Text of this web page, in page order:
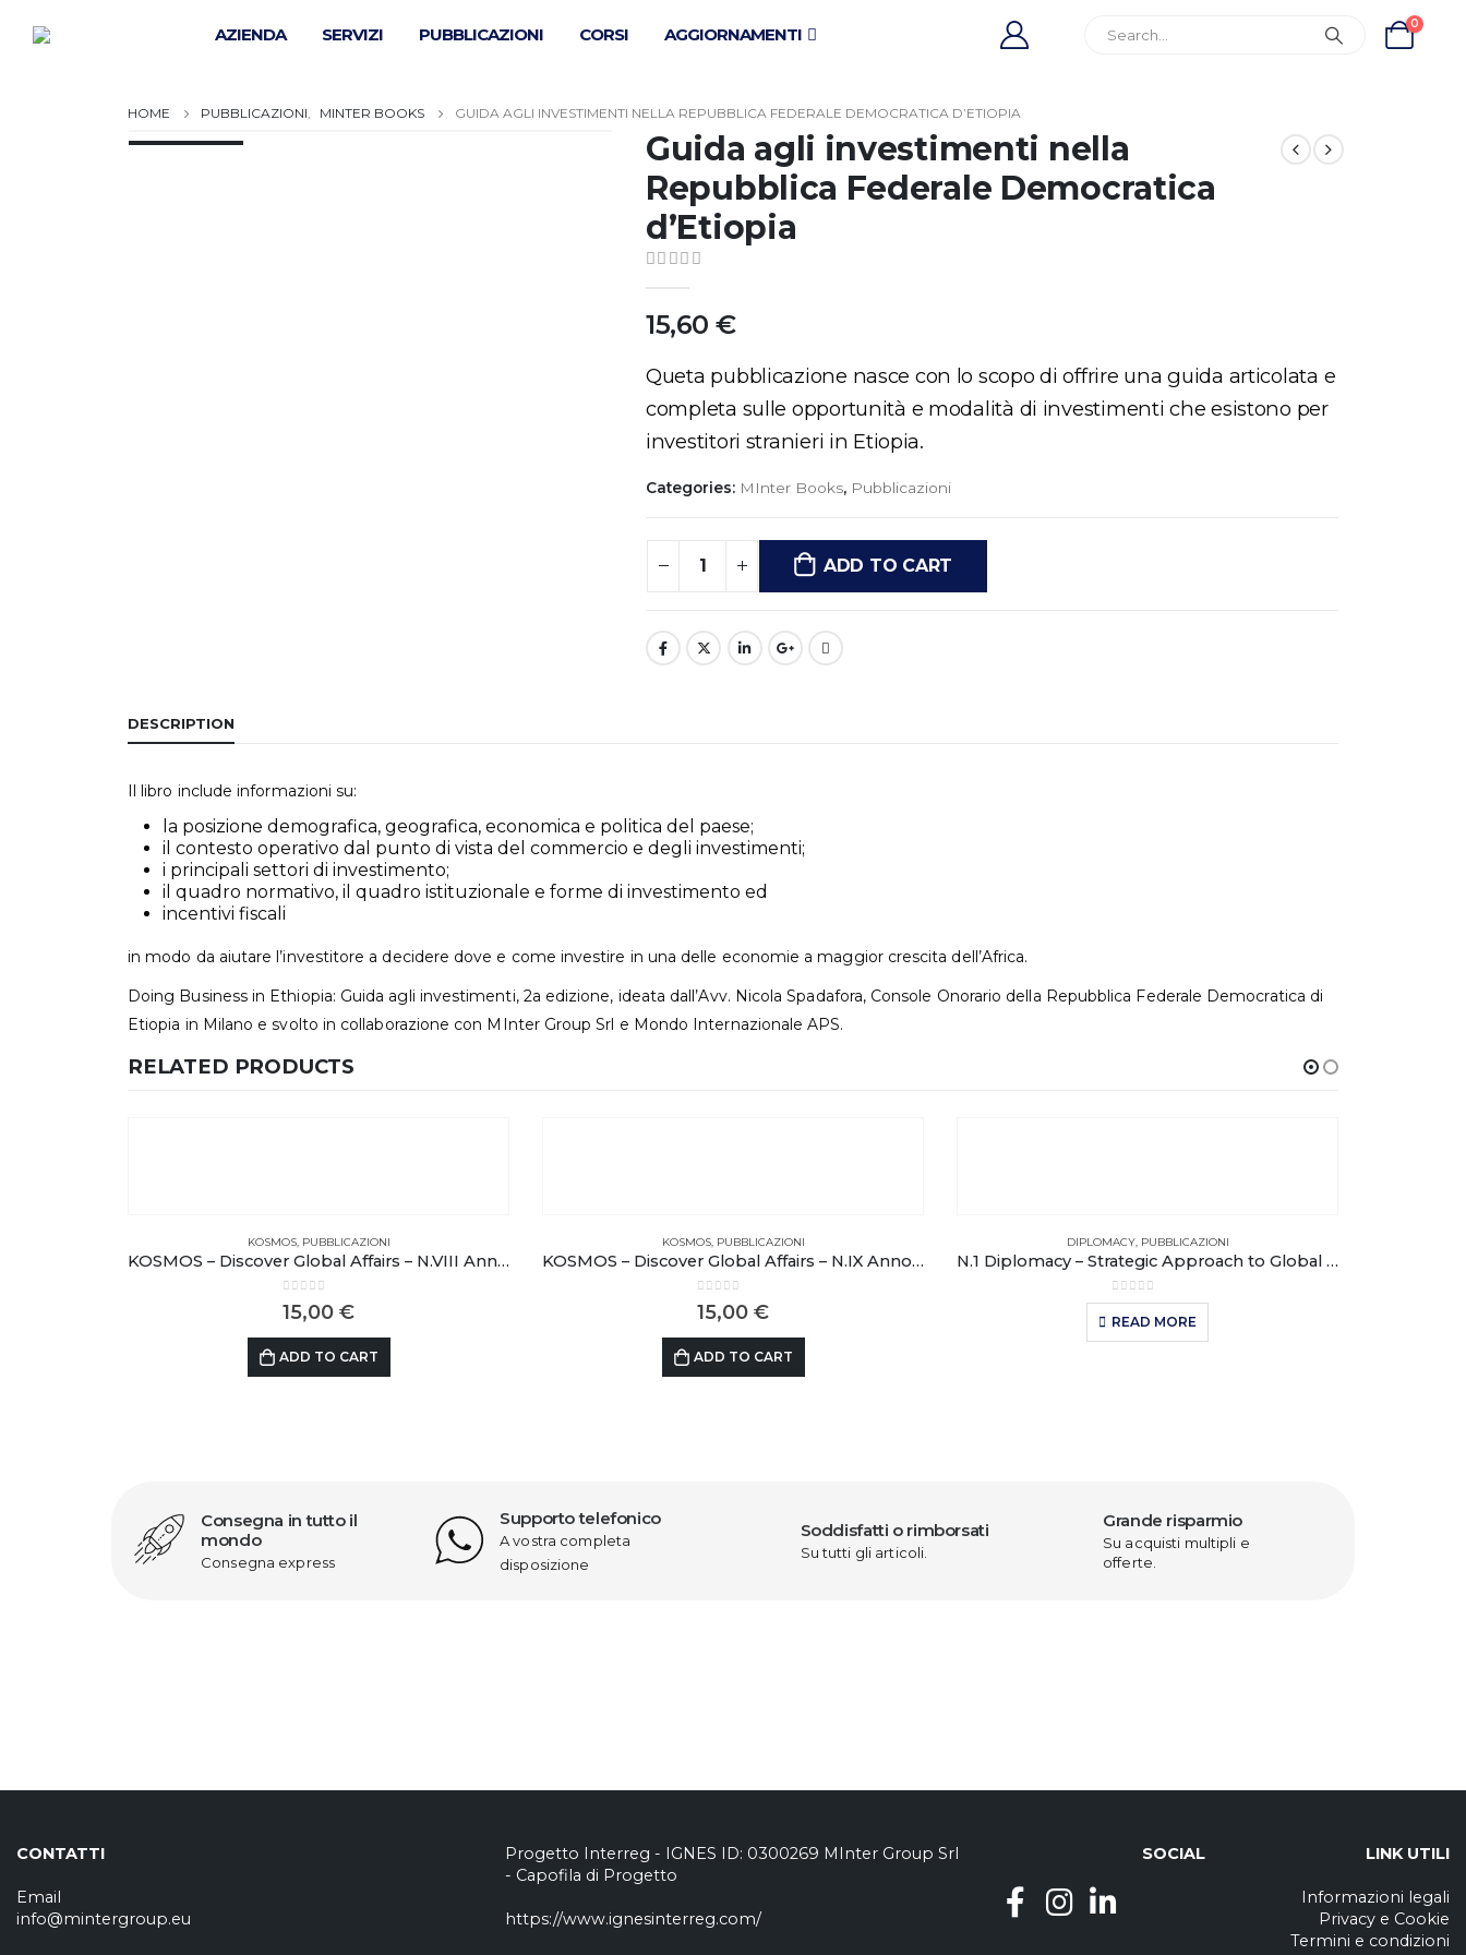
AZIENDA SERVIZI PUBBLICAZIONI CORSI AGGIORNAMENTI
0
PUBBLICAZIONI, MINTER BOOKS GUIDA AGLI INVESTIMENTI NELLA REPUBBLICA FEDERALE DEMOCRATICA D’ETIOPIA
Guida agli investimenti nella
Repubblica Federale Democratica
d’Etiopia
0out of 5
15,60€
Queta pubblicazione nasce con lo scopo di offrire una guida articolata e
completa sulle opportunità e modalità di investimenti che esistono per
investitori stranieri in Etiopia.
Categories: MInter Books, Pubblicazioni
ADD TO CART
DESCRIPTION
Il libro include informazioni su:
la posizione demografica, geografica, economica e politica del paese;
il contesto operativo dal punto di vista del commercio e degli investimenti;
i principali settori di investimento;
il quadro normativo, il quadro istituzionale e forme di investimento ed
incentivi fiscali
in modo da aiutare l’investitore a decidere dove e come investire in una delle economie a maggior crescita dell’Africa.
Doing Business in Ethiopia: Guida agli investimenti, 2a edizione, ideata dall’Avv. Nicola Spadafora, Console Onorario della Repubblica Federale Democratica di
Etiopia in Milano e svolto in collaborazione con MInter Group Srl e Mondo Internazionale APS.
RELATED PRODUCTS
KOSMOS, PUBBLICAZIONI
KOSMOS – Discover Global Affairs – N.VIII Anno 2025
0 out of 5
15,00 €
ADD TO CART
KOSMOS, PUBBLICAZIONI
KOSMOS – Discover Global Affairs – N.IX Anno 2025
0 out of 5
15,00 €
ADD TO CART
DIPLOMACY, PUBBLICAZIONI
N.1 Diplomacy – Strategic Approach to Global Affairs
0out of 5
READ MORE
Consegna in tutto il
mondo
Consegna express
Supporto telefonico
A vostra completa
disposizione
Soddisfatti o rimborsati
Su tutti gli articoli.
Grande risparmio
Su acquisti multipli e
offerte.
CONTATTI
Email
info@mintergroup.eu
Progetto Interreg - IGNES ID: 0300269 MInter Group Srl
- Capofila di Progetto
https://www.ignesinterreg.com/
SOCIAL LINK UTILI
Informazioni legali
Privacy e Cookie
Termini e condizioni